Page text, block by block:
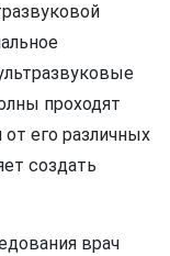
проходят
его различных
создать
врач